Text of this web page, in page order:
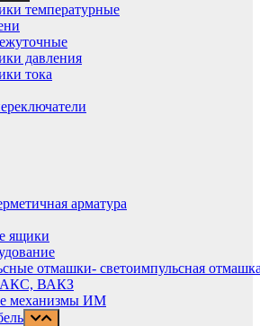
температурные
давления
тока
арматура
ящики
отмашки- светоимпульсная
ВАКЗ
механизмы ИМ